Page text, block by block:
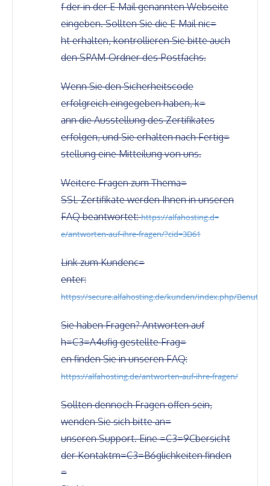
f der in der E-Mail genannten Webseite
eingeben. Sollten Sie die E-Mail nic=
ht erhalten, kontrollieren Sie bitte auch
den SPAM-Ordner des Postfachs.
Wenn Sie den Sicherheitscode
erfolgreich eingegeben haben, k=
ann die Ausstellung des Zertifikates
erfolgen, und Sie erhalten nach Fertig=
stellung eine Mitteilung von uns.
Weitere Fragen zum Thema=
SSL-Zertifikate werden Ihnen in unseren
FAQ beantwortet:https://alfahosting.d=
e/antworten-auf-ihre-fragen/?cid=3D61
Link zum Kundenc=
enter:
https://secure.alfahosting.de/kunden/index.php/
Sie haben Fragen? Antworten auf
h=C3=A4ufig gestellte Frag=
en finden Sie in unseren FAQ:
https://alfahosting.de/antworten-auf-ihre-fragen/
Sollten dennoch Fragen offen sein,
wenden Sie sich bitte an=
unseren Support. Eine =C3=9Cbersicht
der Kontaktm=C3=B6glichkeiten finden
=